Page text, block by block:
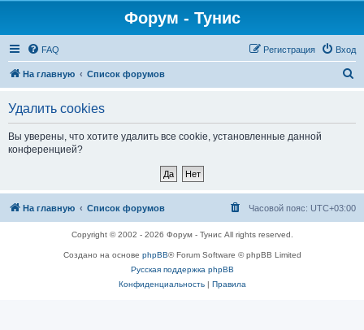
Форум - Тунис
FAQ Вход
Регистрация
На главную Список форумов
Удалить cookies
Вы уверены, что хотите удалить все cookie, установленные данной
конференцией?
На главную Список форумов Часовой пояс: UTC+03:00
Copyright © 2002 - 2026 Форум - Тунис All rights reserved.
Создано на основе phpBB® Forum Software © phpBB Limited
Русская поддержка phpBB
Конфиденциальность| Правила